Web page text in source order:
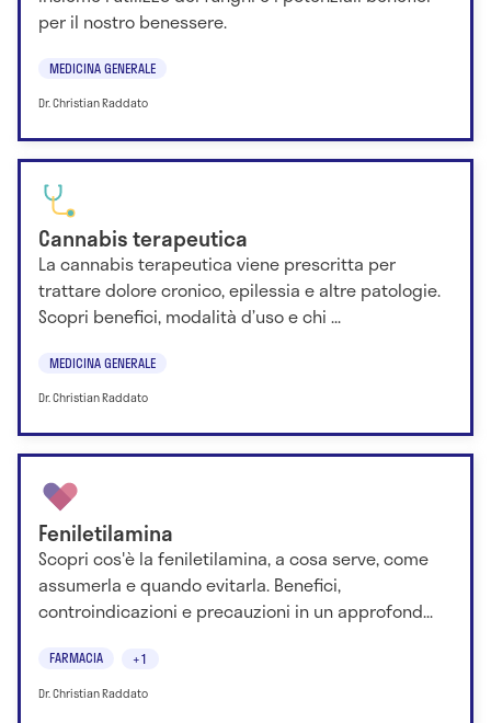
per il nostro benessere.
MEDICINA GENERALE
Dr. Christian Raddato
Cannabis terapeutica
La cannabis terapeutica viene prescritta per
trattare dolore cronico, epilessia e altre patologie.
Scopri benefici, modalità d’uso e chi ...
MEDICINA GENERALE
Dr. Christian Raddato
Feniletilamina
Scopri cos'è la feniletilamina, a cosa serve, come
assumerla e quando evitarla. Benefici,
controindicazioni e precauzioni in un approfond...
FARMACIA +1
Dr. Christian Raddato